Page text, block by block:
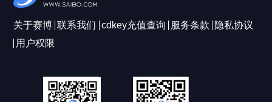
关于赛博 联系我们 cdkey充值查询 服务条款
隐私协议
用户权限